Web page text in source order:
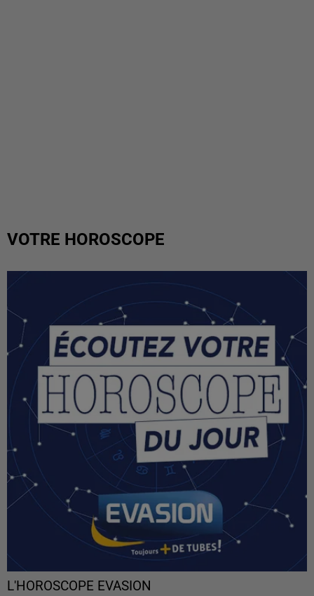
VOTRE HOROSCOPE
L'HOROSCOPE EVASION